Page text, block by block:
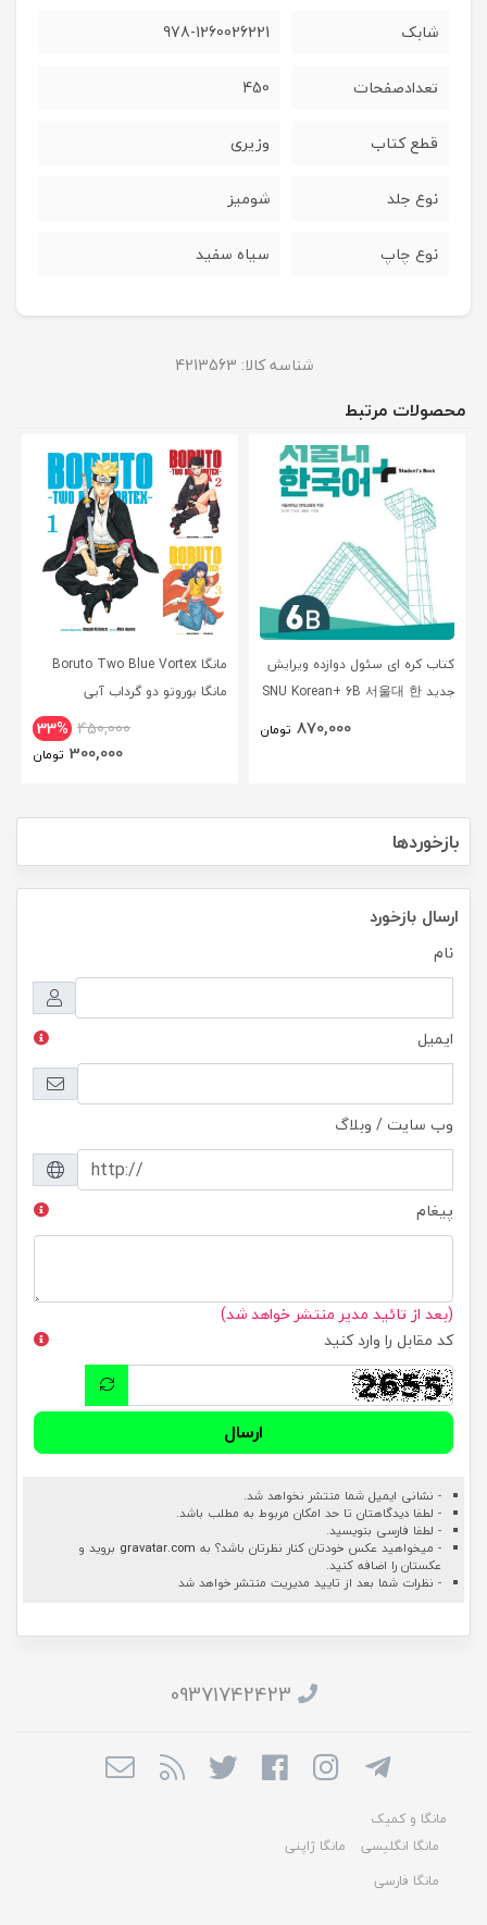
شابک 978-1260026221
تعدادصفحات 450
قطع کتاب وزیری
نوع جلد شومیز
نوع چاپ سیاه سفید
شناسه کالا: 4213563
محصولات مرتبط
کتاب کره ای سئول دوازده ویرایش
جدید SNU Korean+ 6B 서울대 한
870,000 تومان
مانگا Boruto Two Blue Vortex
مانگا بوروتو دو گرداب آبی
33% 450,000
300,000 تومان
بازخوردها
ارسال بازخورد
نام
ایمیل
وب سایت / وبلاگ
پیغام
(بعد از تائید مدیر منتشر خواهد شد)
کد مقابل را وارد کنید
ارسال
- نشانی ایمیل شما منتشر نخواهد شد.
- لطفا دیدگاهتان تا حد امکان مربوط به مطلب باشد.
- لطفا فارسی بنویسید.
- میخواهید عکس خودتان کنار نظرتان باشد؟ به gravatar.com بروید و
عکستان را اضافه کنید.
- نظرات شما بعد از تایید مدیریت منتشر خواهد شد
09371742423
مانگا و کمیک
مانگا انگلیسی
مانگا ژاپنی
مانگا فارسی